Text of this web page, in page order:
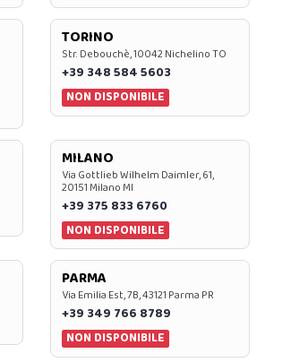
TORINO
Str. Debouchè, 10042 Nichelino TO
+39 348 584 5603
NON DISPONIBILE
MILANO
Via Gottlieb Wilhelm Daimler, 61,
20151 Milano MI
+39 375 833 6760
NON DISPONIBILE
PARMA
Via Emilia Est, 7B, 43121 Parma PR
+39 349 766 8789
NON DISPONIBILE